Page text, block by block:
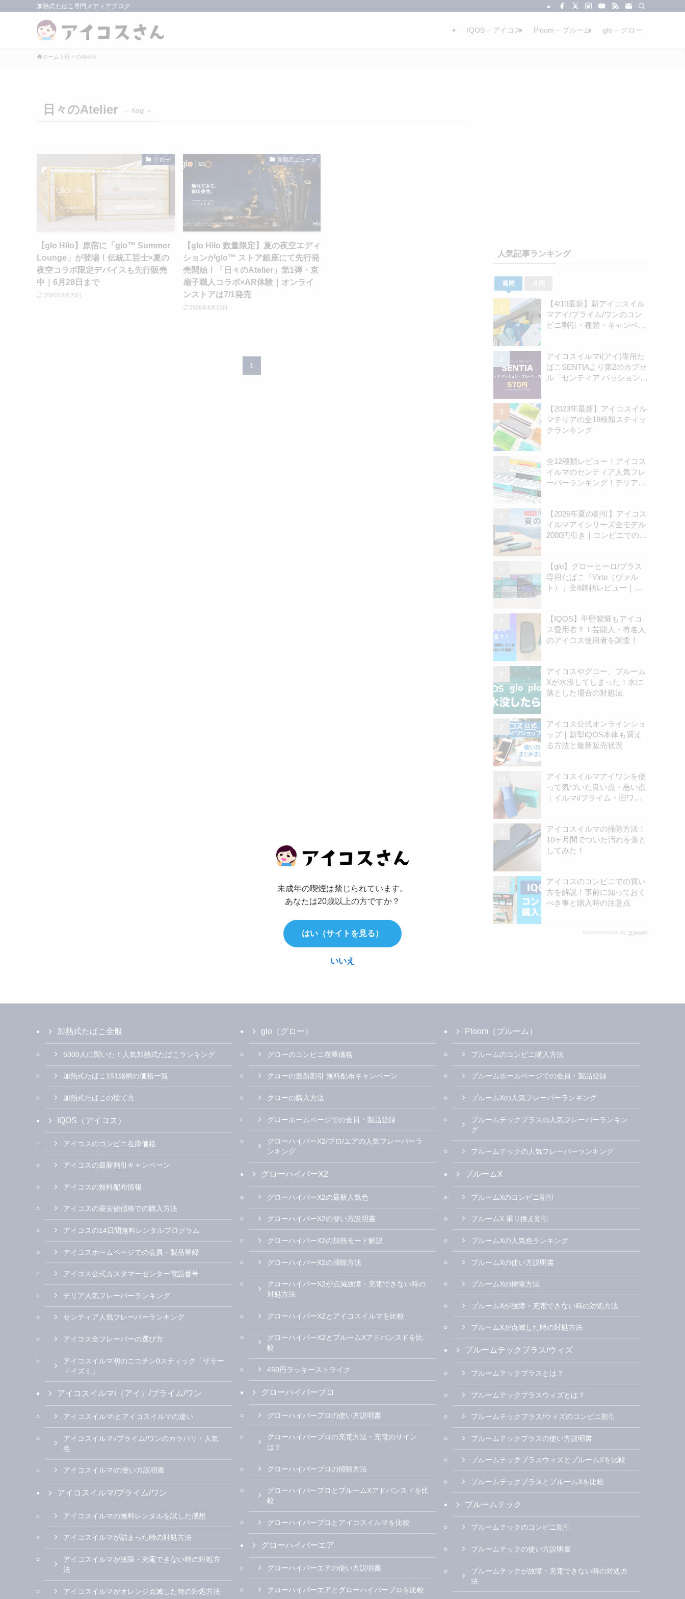
加熱式たばこ専門メディアブログ
IQOS – アイコス Ploom – プルーム glo – グロー
ホーム 日々のAtelier
日々のAtelier – tag –
グロー
【glo Hilo】原宿に「glo™ Summer
Lounge」が登場！伝統工芸士×夏の
夜空コラボ限定デバイスも先行販売
中｜6月28日まで
2026年6月23日
新製品ニュース
【glo Hilo 数量限定】夏の夜空エディ
ションがglo™ ストア銀座にて先行発
売開始！「日々のAtelier」第1弾・京
扇子職人コラボ×AR体験｜オンライ
ンストアは7/1発売
2026年6月22日
1
人気記事ランキング
週間
【4/10最新】新アイコスイル
マアイ/プライム/ワンのコン
ビニ割引・種類・キャンペー
アイコスイルマi(アイ)専用た
ばこSENTIAより第2のカプセ
ル「センティア パッション・
柄 | アイコスさん
【2023年最新】アイコスイル
マテリアの全18種類スティッ
クランキング
全12種類レビュー！アイコス
イルマのセンティア人気フレ
ーバーランキング！テリアと
【2026年夏の割引】アイコス
イルマアイシリーズ全モデル
2000円引き｜コンビニでのキ
【glo】グローヒーロ/プラス
専用たばこ「Virto（ヴァル
ト）」全8銘柄レビュー｜お
【IQOS】平野紫耀もアイコ
ス愛用者？！芸能人・有名人
のアイコス使用者を調査！
アイコスやグロー、プルーム
Xが水没してしまった！水に
落とした場合の対処法
アイコス公式オンラインショ
ップ｜新型iQOS本体も買え
る方法と最新販売状況
アイコスイルマアイワンを使
って気づいた良い点・悪い点
｜イルマi/プライム・旧ワン
アイコスイルマの掃除方法！
10ヶ月間でついた汚れを落と
してみた！
アイコスのコンビニでの買い
方を解説！事前に知っておく
べき事と購入時の注意点
Recommended by
加熱式たばこ全般
5000人に聞いた！人気加熱式たばこランキング
加熱式たばこ151銘柄の価格一覧
加熱式たばこの捨て方
IQOS（アイコス）
アイコスのコンビニ在庫価格
アイコスの最新割引キャンペーン
アイコスの無料配布情報
アイコスの最安値価格での購入方法
アイコスの14日間無料レンタルプログラム
アイコスホームページでの会員・製品登録
アイコス公式カスタマーセンター電話番号
テリア人気フレーバーランキング
センティア人気フレーバーランキング
アイコス全フレーバーの選び方
アイコスイルマ初のニコチン0スティック「ザサー
ドイズミ」
アイコスイルマi（アイ）/プライム/ワン
アイコスイルマiとアイコスイルマの違い
アイコスイルマi/プライム/ワンのカラバリ・人気
色
アイコスイルマiの使い方説明書
アイコスイルマ/プライム/ワン
アイコスイルマの無料レンタルを試した感想
アイコスイルマが詰まった時の対処方法
アイコスイルマが故障・充電できない時の対処方
法
アイコスイルマがオレンジ点滅した時の対処方法
glo（グロー）
グローのコンビニ在庫価格
グローの最新割引 無料配布キャンペーン
グローの購入方法
グローホームページでの会員・製品登録
グローハイパーX2/プロ/エアの人気フレーバーラ
ンキング
グローハイパーX2
グローハイパーX2の最新人気色
グローハイパーX2の使い方説明書
グローハイパーX2の加熱モード解説
グローハイパーX2の掃除方法
グローハイパーX2が点滅故障・充電できない時の
対処方法
グローハイパーX2とアイコスイルマを比較
グローハイパーX2とプルームXアドバンスドを比
較
450円ラッキーストライク
グローハイパープロ
グローハイパープロの使い方説明書
グローハイパープロの充電方法・充電のサイン
は？
グローハイパープロの掃除方法
グローハイパープロとプルームXアドバンスドを比
較
グローハイパープロとアイコスイルマを比較
グローハイパーエア
グローハイパーエアの使い方説明書
グローハイパーエアとグローハイパープロを比較
Ploom（プルーム）
プルームのコンビニ購入方法
プルームホームページでの会員・製品登録
プルームXの人気フレーバーランキング
プルームテックプラスの人気フレーバーランキン
グ
プルームテックの人気フレーバーランキング
プルームX
プルームXのコンビニ割引
プルームX 乗り換え割引
プルームXの人気色ランキング
プルームXの使い方説明書
プルームXの掃除方法
プルームXが故障・充電できない時の対処方法
プルームXが点滅した時の対処方法
プルームテックプラス/ウィズ
プルームテックプラスとは？
プルームテックプラスウィズとは？
プルームテックプラス/ウィズのコンビニ割引
プルームテックプラスの使い方説明書
プルームテックプラスウィズとプルームXを比較
プルームテックプラスとプルームXを比較
プルームテック
プルームテックのコンビニ割引
プルームテックの使い方説明書
プルームテックが故障・充電できない時の対処方
法
未成年の喫煙は禁じられています。
あなたは20歳以上の方ですか？
はい（サイトを見る）
いいえ